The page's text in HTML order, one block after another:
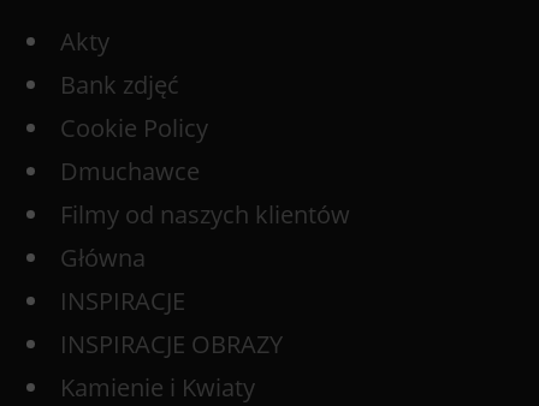
Akty
Bank zdjęć
Cookie Policy
Dmuchawce
Filmy od naszych klientów
Główna
INSPIRACJE
INSPIRACJE OBRAZY
Kamienie i Kwiaty